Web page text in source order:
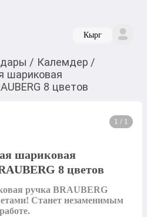
Кырг
/ Калемдер /
шариковая
8 цветов
1 / 1
шариковая
8 цветов
ручка BRAUBERG
Станет незаменимым